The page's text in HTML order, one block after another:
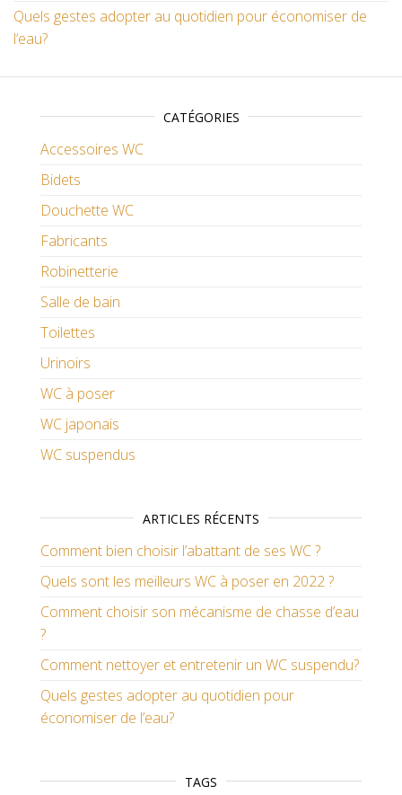
Quels gestes adopter au quotidien pour économiser de
l’eau?
CATÉGORIES
Accessoires WC
Bidets
Douchette WC
Fabricants
Robinetterie
Salle de bain
Toilettes
Urinoirs
WC à poser
WC japonais
WC suspendus
ARTICLES RÉCENTS
Comment bien choisir l’abattant de ses WC ?
Quels sont les meilleurs WC à poser en 2022 ?
Comment choisir son mécanisme de chasse d’eau
?
Comment nettoyer et entretenir un WC suspendu?
Quels gestes adopter au quotidien pour
économiser de l’eau?
TAGS